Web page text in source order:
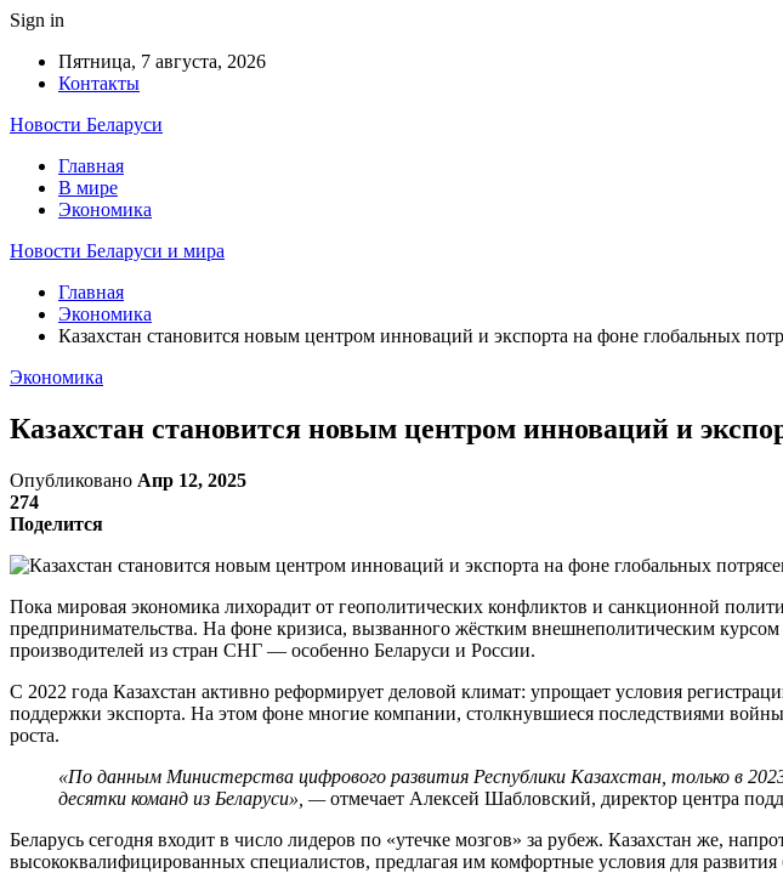
Sign in
Пятница, 7 августа, 2026
Контакты
Новости Беларуси
Главная
В мире
Экономика
Новости Беларуси и мира
Главная
Экономика
Казахстан становится новым центром инноваций и экспорта на фоне глобальных
Экономика
Казахстан становится новым центром инноваций и
Опубликовано Апр 12, 2025
274
Поделится
Пока мировая экономика лихорадит от геополитических конфликтов и санкционной
предпринимательства. На фоне кризиса, вызванного жёстким внешнеполитическим
производителей из стран СНГ — особенно Беларуси и России.
С 2022 года Казахстан активно реформирует деловой климат: упрощает условия
поддержки экспорта. На этом фоне многие компании, столкнувшиеся последствиями
роста.
«По данным Министерства цифрового развития Республики Казахстан, только в
десятки команд из Беларуси», —отмечает Алексей Шабловский, директор центра
Беларусь сегодня входит в число лидеров по «утечке мозгов» за рубеж. Казахстан же,
высококвалифицированных специалистов, предлагая им комфортные условия для развития